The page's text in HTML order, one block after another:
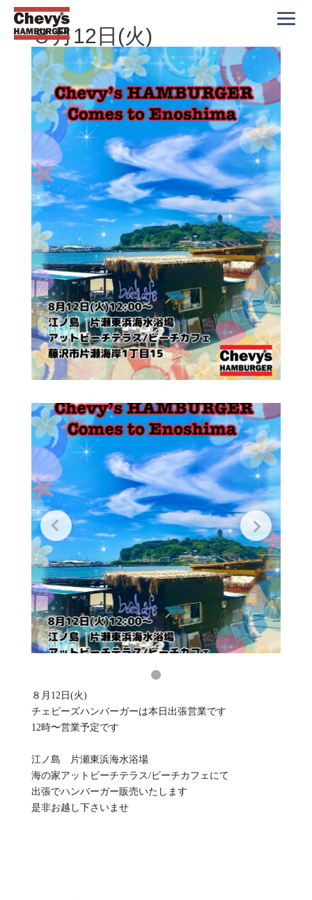
８月12日(火)
８月12日(火)
チェビーズハンバーガーは本日出張営業です
12時〜営業予定です
江ノ島 片瀬東浜海水浴場
海の家アットビーチテラス/ビーチカフェにて
出張でハンバーガー販売いたします
是非お越し下さいませ